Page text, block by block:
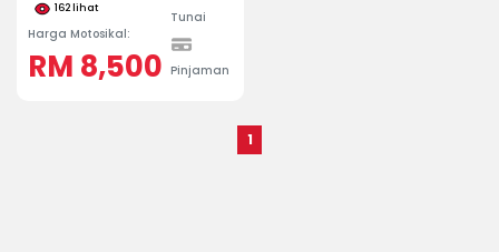
162lihat
Harga Motosikal:
RM 8,500
Tunai
Pinjaman
1